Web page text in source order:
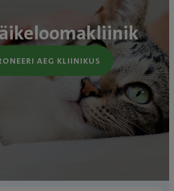
AEG KLIINIKUS